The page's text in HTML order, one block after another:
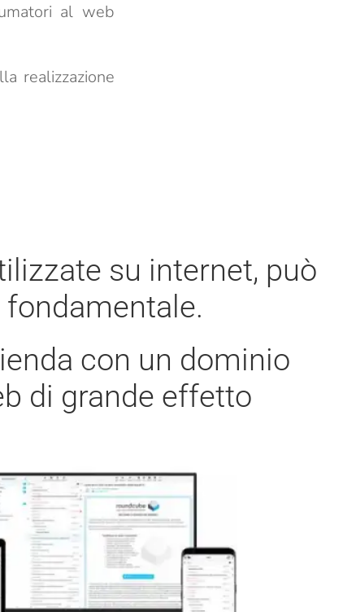
al web
realizzazione
su internet, può
con un dominio
di grande effetto